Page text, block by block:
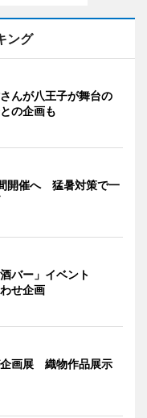
ング
んが八王子が舞台の
の企画も
開催へ 猛暑対策で一
バー」イベント
せ企画
企画展 織物作品展示